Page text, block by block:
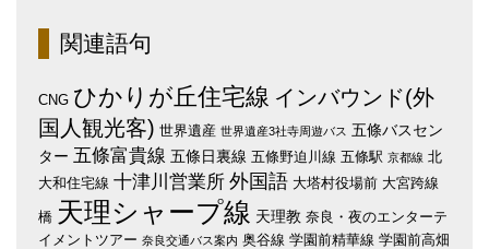
関連語句
CNG ひかりが丘住宅線 インバウンド(外
国人観光客) 世界遺産 世界遺産3社寺周遊バス 五條バスセン
ター 五條富貴線 五條日裏線 五條野迫川線 五條駅 京都線 北
大和住宅線 十津川営業所 外国語 大塔村役場前 大宮跨線
橋 天理シャープ線 天理教 奈良・夜のエンターテ
イメントツアー 奈良交通バス案内 奥谷線 学園前精華線 学園前高畑